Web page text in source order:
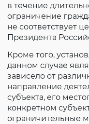
в течение
ограничение
не соответствует
Президента
Кроме того,
данном случае
зависело от
направление
субъекта, его
конкретном
ограничительные